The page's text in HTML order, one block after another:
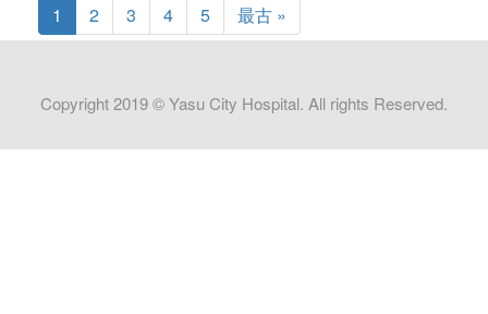
1 2 3 4 5 最古 »
Copyright 2019 © Yasu City Hospital. All rights Reserved.